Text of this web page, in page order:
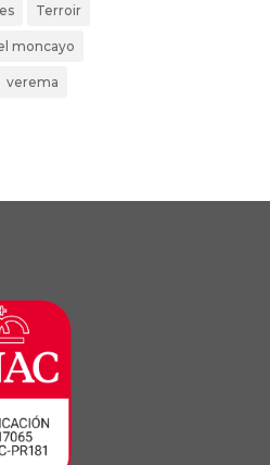
Terroir
moncayo
verema